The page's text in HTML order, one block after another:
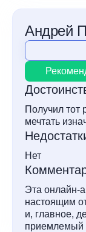
Андрей
Получил тот
мечтать
Нет
Эта онлайн-
настоящим
и, главное,
приемлемый